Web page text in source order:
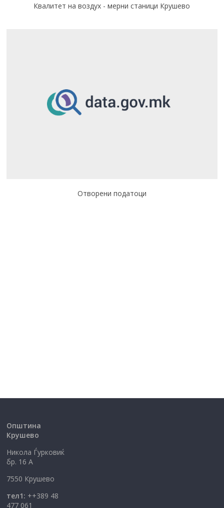
Квалитет на воздух - мерни станици Крушево
Отворени податоци
Општина
Крушево
Никола Ѓурковиќ
бр. 16 А
7550 Крушево
тел1: ++389 48
477 061